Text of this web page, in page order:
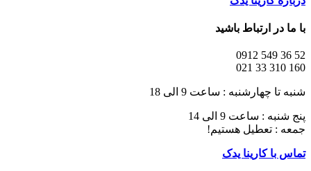
با ما در ارتباط باشید
52 36 549 0912
160 310 33 021
شنبه تا چهارشنبه : ساعت 9 الی 18
پنج شنبه : ساعت 9 الی 14
جمعه : تعطیل هستیم!
تماس با کارینا یدک